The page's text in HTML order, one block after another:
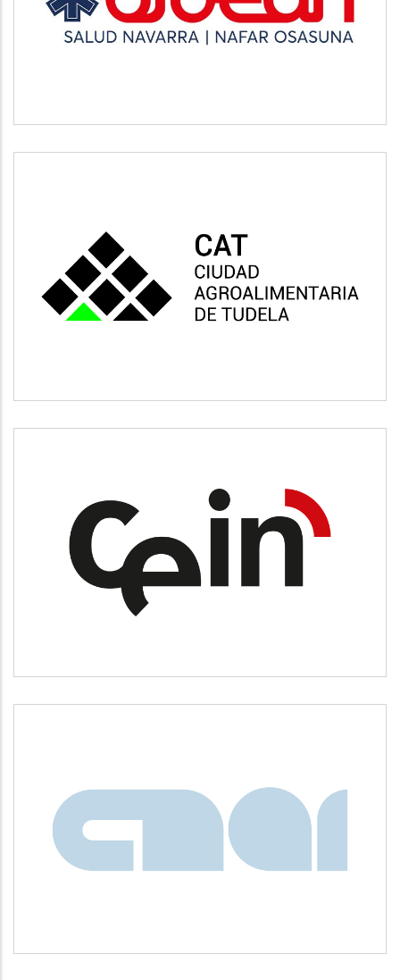
Salud
CAT
Vivienda y urbanismo
CEIN
Desarrollo empresarial
CNAI